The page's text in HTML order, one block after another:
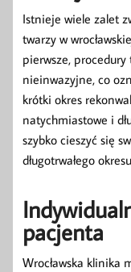
Istnieje wiele zalet
twarzy w
pierwsze,
nieinwazyjne, co
krótki okres
natychmiastowe i
szybko cieszyć się
długotrwałego
pacjenta
Wrocławska klinika